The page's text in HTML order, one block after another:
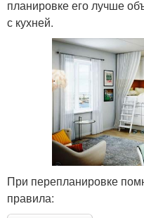
планировке его лучше
с кухней.
При перепланировке
правила: